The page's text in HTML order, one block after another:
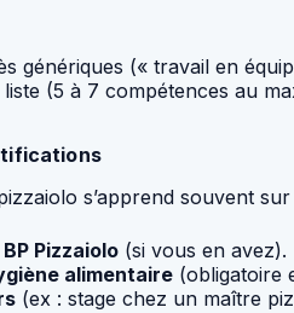
génériques (« travail en
(5 à 7 compétences au
s’apprend souvent
BP Pizzaiolo (si vous en avez).
alimentaire (obligatoire
(ex : stage chez un maître